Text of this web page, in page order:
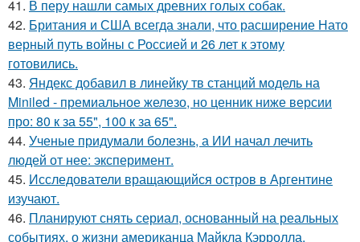
41. В перу нашли самых древних голых собак.
42. Британия и США всегда знали, что расширение Нато
верный путь войны с Россией и 26 лет к этому
готовились.
43. Яндекс добавил в линейку тв станций модель на
Miniled - премиальное железо, но ценник ниже версии
про: 80 к за 55", 100 к за 65".
44. Ученые придумали болезнь, а ИИ начал лечить
людей от нее: эксперимент.
45. Исследователи вращающийся остров в Аргентине
изучают.
46. Планируют снять сериал, основанный на реальных
событиях, о жизни американца Майкла Кэрролла.